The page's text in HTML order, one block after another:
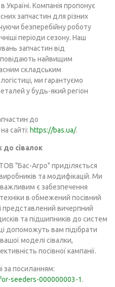
Україні. Компанія пропонує
запчастин для різних
безперебійну роботу
періоди сезону. Наш
запчастин від
найвищим
складським
ми гарантуємо
у будь-який регіон
до
сайті: https://bas.ua/.
до сівалок
"Бас-Агро" приділяється
та модифікацій. Ми
є забезпечення
в обмежений посівний
представлений вичерпний
та підшипників до систем
допоможуть вам підібрати
моделі сівалки,
посівної кампанії.
за посиланням:
seeders-000000003-1 .